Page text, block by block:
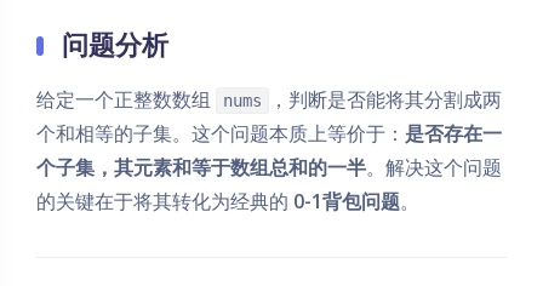
问题分析
给定一个正整数数组 nums
，判断是否能将其分割成两
个和相等的子集。这个问题本质上等价于： 是否存在一
个子集，其元素和等于数组总和的一半。解决这个问题
的关键在于将其转化为经典的 0-1背包问题。